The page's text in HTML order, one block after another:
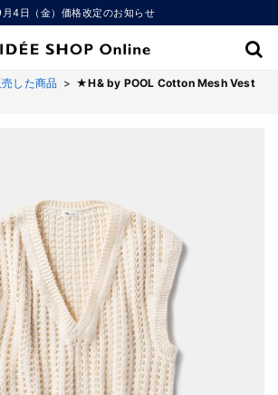
4日（金）価格改定のお知らせ
した商品 > ★H& by POOL Cotton Mesh Vest